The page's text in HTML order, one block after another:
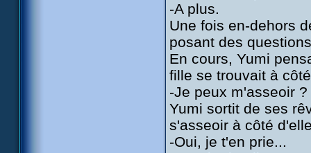
-A plus.
Une fois en-dehors
posant des
En cours, Yumi
fille se trouvait à
-Je peux m'asseoir
Yumi sortit de ses
s'asseoir à côté
-Oui, je t'en prie...